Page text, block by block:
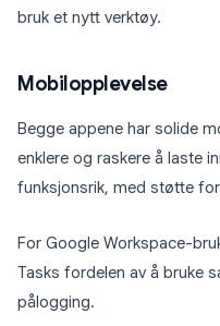
bruk et nytt verktøy.
Mobilopplevelse
Begge appene har solide
enklere og raskere å laste
funksjonsrik, med støtte
For Google Workspace-
Tasks fordelen av å bruke
pålogging.